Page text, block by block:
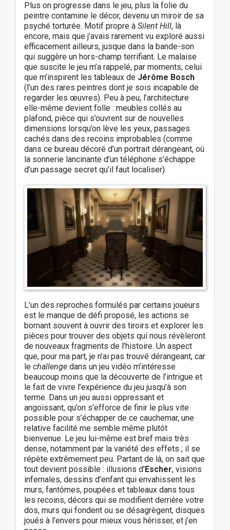
Plus on progresse dans le jeu, plus la folie du
peintre contamine le décor, devenu un miroir de sa
psyché torturée. Motif propre à Silent Hill, là
encore, mais que j’avais rarement vu exploré aussi
efficacement ailleurs, jusque dans la bande-son
qui suggère un hors-champ terrifiant. Le malaise
que suscite le jeu m’a rappelé, par moments, celui
que m’inspirent les tableaux de Jérôme Bosch
(l’un des rares peintres dont je sois incapable de
regarder les œuvres). Peu à peu, l’architecture
elle-même devient folle : meubles collés au
plafond, pièce qui s’ouvrent sur de nouvelles
dimensions lorsqu’on lève les yeux, passages
cachés dans des recoins improbables (comme
dans ce bureau décoré d’un portrait dérangeant, où
la sonnerie lancinante d’un téléphone s’échappe
d’un passage secret qu’il faut localiser).
L’un des reproches formulés par certains joueurs
est le manque de défi proposé, les actions se
bornant souvent à ouvrir des tiroirs et explorer les
pièces pour trouver des objets qui nous révèleront
de nouveaux fragments de l’histoire. Un aspect
que, pour ma part, je n’ai pas trouvé dérangeant, car
le challenge dans un jeu vidéo m’intéresse
beaucoup moins que la découverte de l’intrigue et
le fait de vivre l’expérience du jeu jusqu’à son
terme. Dans un jeu aussi oppressant et
angoissant, qu’on s’efforce de finir le plus vite
possible pour s’échapper de ce cauchemar, une
relative facilité me semble même plutôt
bienvenue. Le jeu lui-même est bref mais très
dense, notamment par la variété des effets ; il se
répète extrêmement peu. Partant de là, on sait que
tout devient possible : illusions d’Escher, visions
infernales, dessins d’enfant qui envahissent les
murs, fantômes, poupées et tableaux dans tous
les recoins, décors qui se modifient derrière votre
dos, murs qui fondent ou se désagrègent, disques
joués à l’envers pour mieux vous hérisser, et j’en